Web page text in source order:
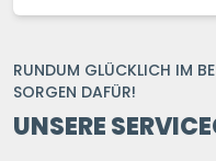
RUNDUM GLÜCKLICH IM
SORGEN DAFÜR!
UNSERE